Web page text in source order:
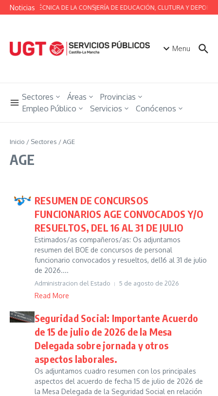
Saltar al contenido
Noticias
MESA TÉCNICA DE LA CONSJERÍA DE EDUCACIÓN, CLUTURA Y
Menu
Sectores Áreas
Provincias
Empleo Público
Servicios Conócenos
Inicio / Sectores /AGE
AGE
RESUMEN DE CONCURSOS
FUNCIONARIOS AGE CONVOCADOS Y/O
RESUELTOS, DEL 16 AL 31 DE JULIO
Estimados/as compañeros/as: Os adjuntamos
resumen del BOE de concursos de personal
funcionario convocados y resueltos, del16 al 31 de julio
de 2026....
Administracion del Estado 5 de agosto de 2026
Read More
Seguridad Social: Importante Acuerdo
de 15 de julio de 2026 de la Mesa
Delegada sobre jornada y otros
aspectos laborales.
Os adjuntamos cuadro resumen con los principales
aspectos del acuerdo de fecha 15 de julio de 2026 de
la Mesa Delegada de la Seguridad Social en relación